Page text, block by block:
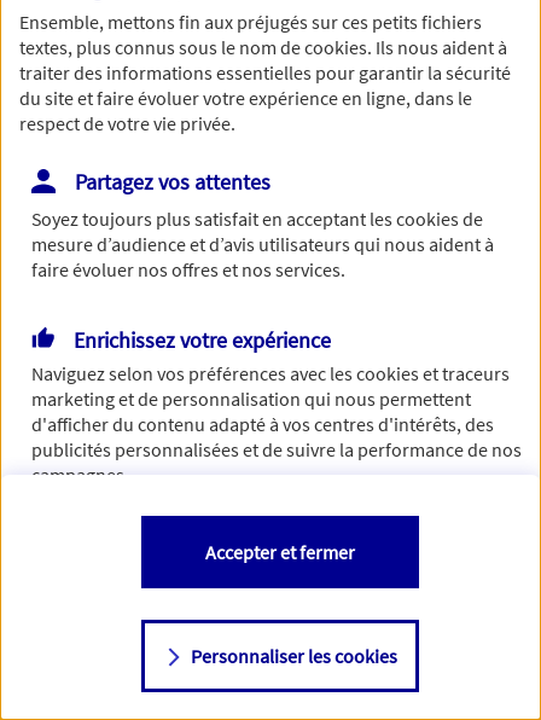
Toutes nos excuses, une erreur technique nous empêche
de traiter votre demande. N'hésitez pas à rafraichir ce
formulaire dans quelques minutes.
Si besoin, vous pouvez nous joindre via notre page de
contact.
> Nous contacter
Ensemble, mettons fin aux préjugés sur ces petits fichiers
textes, plus connus sous le nom decookies. Ils nous aident à
traiter des informations essentielles pour garantir la sécurité
du site et faire évoluer votre expérience en ligne, dans le
respect de votre vie privée.
Partagez vos attentes
Soyez toujours plus satisfait en acceptant lescookiesde
mesure d’audience et d’avis utilisateurs qui nous aident à
faire évoluer nos offres et nos services.
Enrichissez votre expérience
Naviguez selon vos préférences avec lescookies et traceurs
marketing et de personnalisation qui nous permettent
d'afficher du contenu adapté à vos centres d'intérêts, des
publicités personnalisées et de suivre la performance de nos
campagnes.
Vous êtes libre de les accepter, de les refuser comme de
changer d'avis à tout moment en allant sur
Consulter notre politique decookies
Personnaliser les cookies
Accepter et fermer